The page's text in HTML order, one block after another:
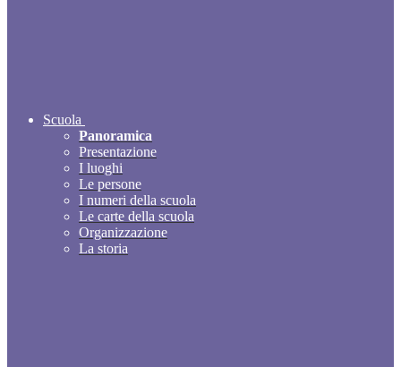
Scuola
Panoramica
Presentazione
I luoghi
Le persone
I numeri della scuola
Le carte della scuola
Organizzazione
La storia